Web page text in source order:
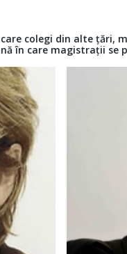
colegi din alte țări,
în care magistrații se